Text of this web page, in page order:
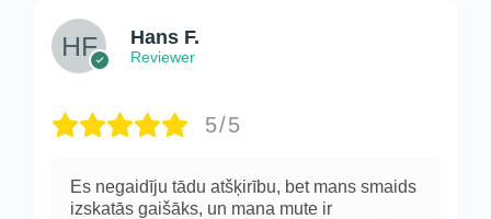
Hans F.
Reviewer
5/5
Es negaidīju tādu atšķirību, bet mans smaids
izskatās gaišāks, un mana mute ir